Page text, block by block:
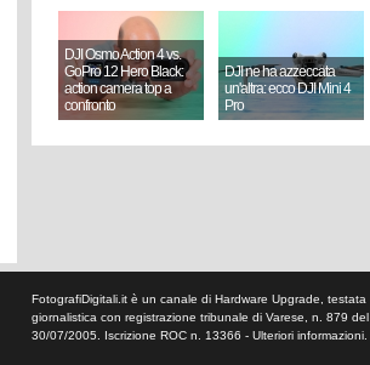
DJI Osmo Action 4 vs.
GoPro 12 Hero Black:
action camera top a
confronto
DJI ne ha azzeccata
un'altra: ecco DJI Mini 4
Pro
FotografiDigitali.it è un canale di Hardware Upgrade, testata
giornalistica con registrazione tribunale di Varese, n. 879 del
30/07/2005. Iscrizione ROC n. 13366 - Ulteriori informazioni